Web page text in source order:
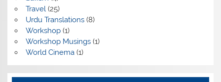
Travel(25)
Urdu Translations(8)
Workshop(1)
Workshop Musings(1)
World Cinema(1)